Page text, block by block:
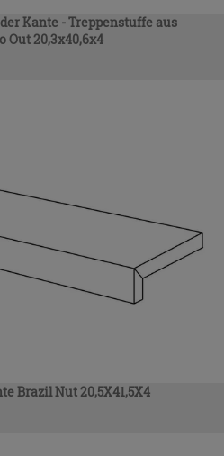
Kante - Treppenstuffe aus
Out 20,3x40,6x4
Brazil Nut 20,5X41,5X4